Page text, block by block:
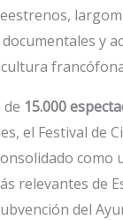
y
de 15.000
el Festival de
como
relevantes de
del